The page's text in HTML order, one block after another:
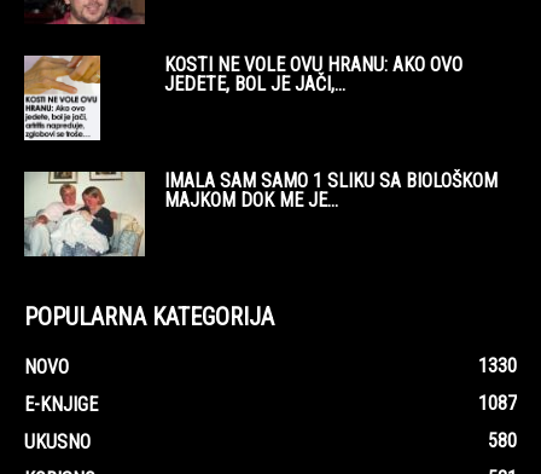
KOSTI NE VOLE OVU HRANU: AKO OVO
JEDETE, BOL JE JAČI,...
IMALA SAM SAMO 1 SLIKU SA BIOLOŠKOM
MAJKOM DOK ME JE...
POPULARNA KATEGORIJA
NOVO
1330
E-KNJIGE
1087
UKUSNO
580